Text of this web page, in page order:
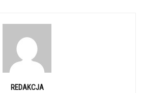
REDAKCJA